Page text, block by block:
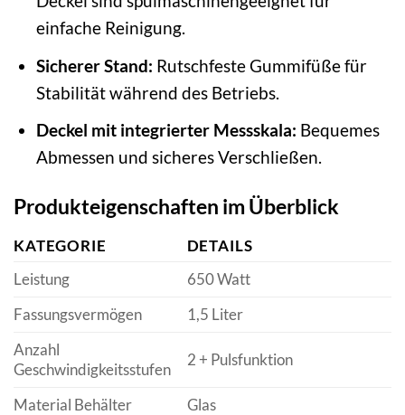
einfache Reinigung.
Sicherer Stand: Rutschfeste Gummifüße für
Stabilität während des Betriebs.
Deckel mit integrierter Messskala: Bequemes
Abmessen und sicheres Verschließen.
Produkteigenschaften im Überblick
KATEGORIE
DETAILS
Leistung
650 Watt
Fassungsvermögen
1,5 Liter
Anzahl
Geschwindigkeitsstufen
2 + Pulsfunktion
Material Behälter
Glas